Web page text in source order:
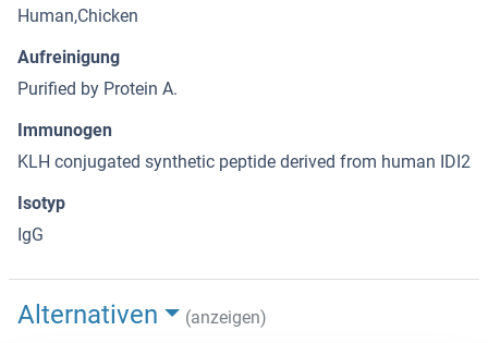
Human,Chicken
Aufreinigung
Purified by Protein A.
Immunogen
KLH conjugated synthetic peptide derived from human IDI2
Isotyp
IgG
Alternativen (anzeigen)